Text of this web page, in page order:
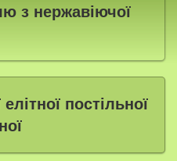
з нержавіючої
постільної